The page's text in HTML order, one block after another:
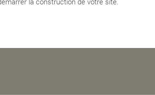
la construction de votre site.